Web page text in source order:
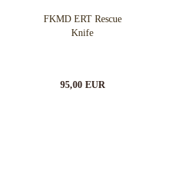
FKMD ERT Rescue
Knife
95,00 EUR